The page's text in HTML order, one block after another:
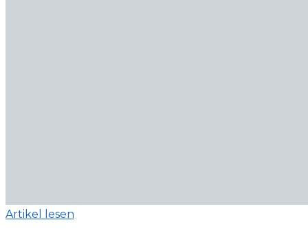
Artikel lesen